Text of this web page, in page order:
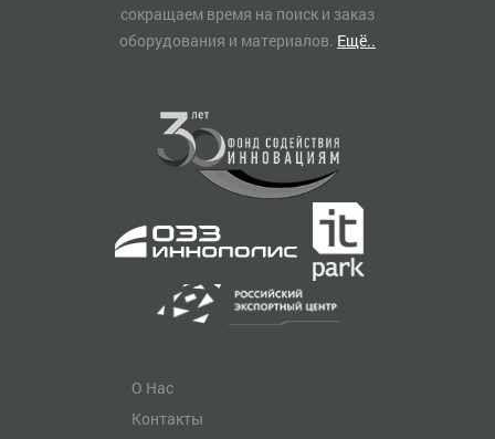
сокращаем время на поиск и заказ
оборудования и материалов. Ещё..
О Нас
Контакты